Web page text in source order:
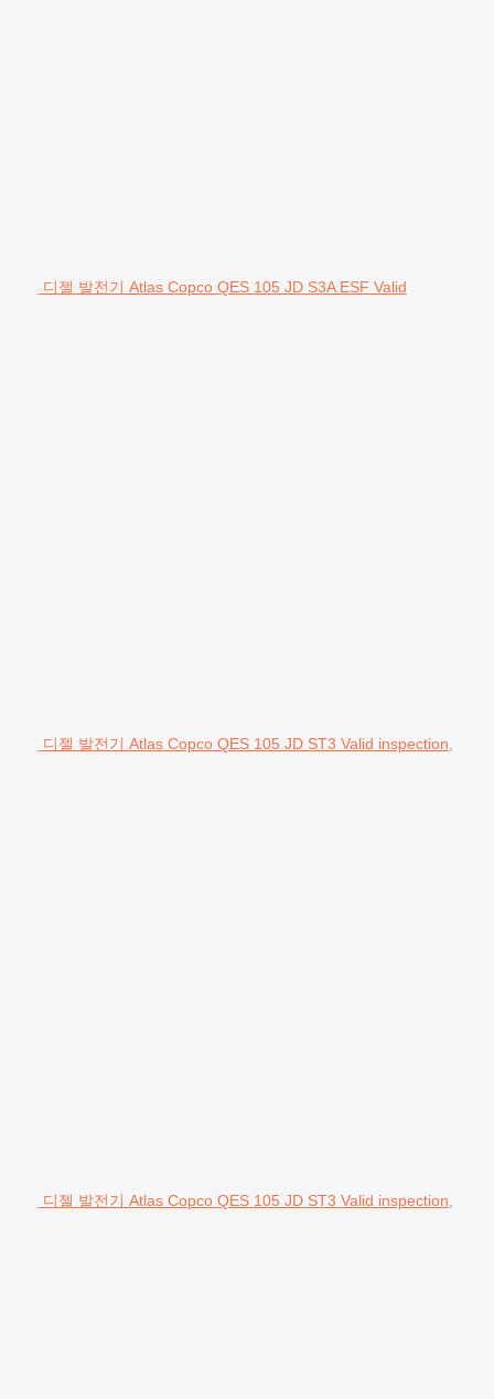
디젤 발전기 Atlas Copco QES 105 JD S3A ESF Valid
디젤 발전기 Atlas Copco QES 105 JD ST3 Valid inspection,
디젤 발전기 Atlas Copco QES 105 JD ST3 Valid inspection,